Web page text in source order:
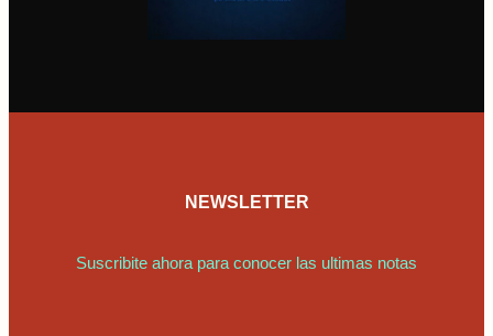
NEWSLETTER
Suscribite ahora para conocer las ultimas notas